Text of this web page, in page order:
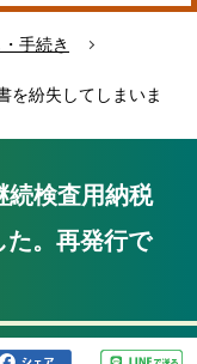
手続き
を紛失してしまいま
続検査用納税
た。再発行で